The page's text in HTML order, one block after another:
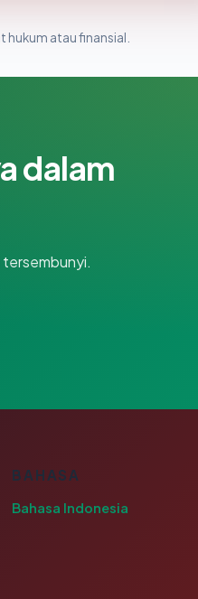
hukum atau finansial.
dalam
BAHASA
Bahasa Indonesia